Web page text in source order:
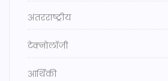
अंतरराष्ट्रीय
टेक्नोलॉजी
आर्थिकी